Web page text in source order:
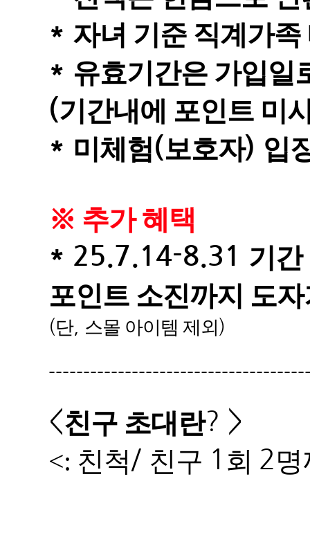
* 자녀 기준 직계가
* 유효기간은 가입일
(기간내에 포인트 미
* 미체험(보호자) 입
※ 추가 혜택
* 25.7.14-8.31 기
포인트 소진까지 도
(단, 스몰 아이템 제외 )
<친구 초대란? >
<: 친척/ 친구 1 회 2